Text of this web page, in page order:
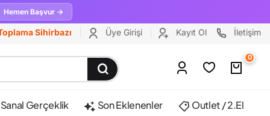
Hemen Başvur →
Sihirbazı Üye Girişi Kayıt Ol İletişim
0
Sanal Gerçeklik Son Eklenenler Outlet / 2.El